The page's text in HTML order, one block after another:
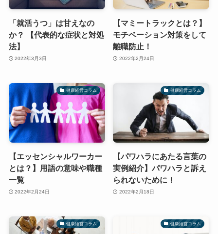
「就活うつ」は甘えなの
か？ 【代表的な症状と対処
法】
2022年3月3日
【マミートラックとは？】
モチベーション対策をして
離職防止！
2022年2月24日
健康経営コラム
【エッセンシャルワーカー
とは？】用語の意味や職種
一覧
2022年2月24日
健康経営コラム
【パワハラにあたる言葉の
実例紹介】パワハラと訴え
られないために！
2022年2月18日
健康経営コラム 健康経営コラム